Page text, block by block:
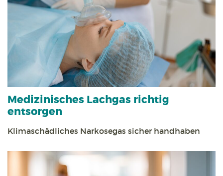
Medizinisches Lachgas richtig
entsorgen
Klimaschädliches Narkosegas sicher handhaben